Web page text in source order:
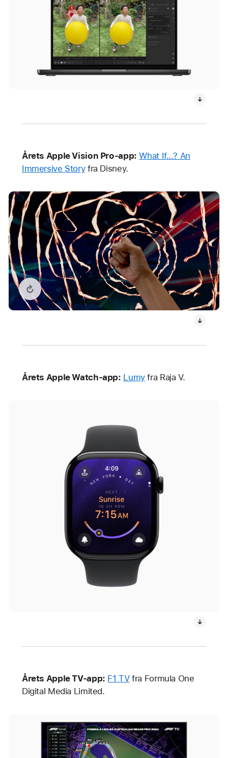
Årets Apple Vision Pro-app: What If…? An
Immersive Storyfra Disney.
Genafspil video: What If…? An Immersive Story
Årets Apple Watch-app: Lumyfra Raja V.
Årets Apple TV-app: F1 TVfra Formula One
Digital Media Limited.